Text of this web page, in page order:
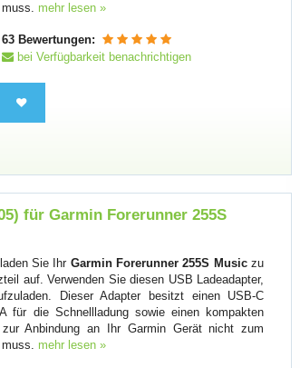
mehr lesen »
63 Bewertungen:
bei Verfügbarkeit benachrichtigen
für Garmin Forerunner 255S
laden Sie Ihr Garmin Forerunner 255S Musiczu
auf. Verwenden Sie diesen USB Ladeadapter,
Dieser Adapter besitzt einen USB-C
für die Schnellladung sowie einen kompakten
Anbindung an Ihr Garmin Gerät nicht zum
mehr lesen »